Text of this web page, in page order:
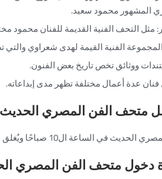
المشهور محمود سعيد.
مثل التحف الفنية القديمة للفنان محمود
الفنية القيمة لهدى شعراوي
ووثائق تخص تاريخ بعض الفنون.
عدة أعمال مختلفة تظهر مدى إبداعاته.
متحف الفن المصري
ويُغلق في الساعة ال4 عصرًا يوميًا فيما عدا يومي الإثنين والجمعة.
دخول متحف الفن المصري